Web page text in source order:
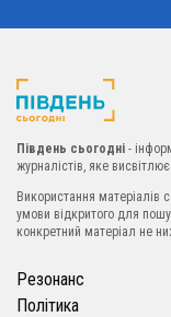
Південь сьогодні -
журналістів, яке
Використання матеріалів
умови відкритого для
конкретний матеріал не
Резонанс
Політика